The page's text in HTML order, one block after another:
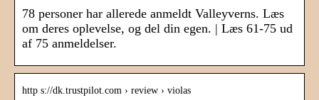
78 personer har allerede anmeldt Valleyverns. Læs
om deres oplevelse, og del din egen. | Læs 61-75 ud
af 75 anmeldelser.
http s://dk.trustpilot.com › review › violas